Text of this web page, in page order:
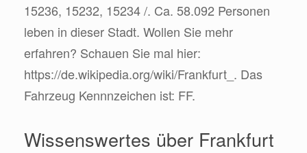
15236, 15232, 15234 /. Ca. 58.092 Personen
leben in dieser Stadt. Wollen Sie mehr
erfahren? Schauen Sie mal hier:
https://de.wikipedia.org/wiki/Frankfurt_. Das
Fahrzeug Kennnzeichen ist: FF.
Wissenswertes über Frankfurt